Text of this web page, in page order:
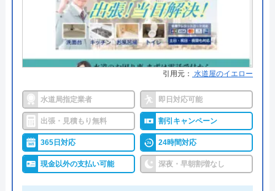
●累計実績
年間25万件、累計500万件の修理交
換実績
●保証・保険
工事保証12年・商品保証10年(最
詳細は公式HPでご確認ください
イースマイルがおすすめの理由
イースマイルは対応する自治体で適切な工事ができ
ると認められている水道局指定業者です。
引用元： 水道屋のイエロー
水道局指定業者 即日対応可能
出張・見積もり無料 割引キャンペーン
365日対応 24時間対応
現金以外の支払い可能 深夜・早朝割増なし